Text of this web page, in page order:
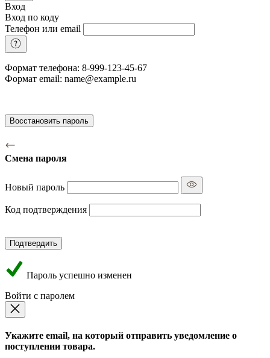
Вход
Вход по коду
Телефон или email
Формат телефона: 8-999-123-45-67
Формат email: name@example.ru
Восстановить пароль
Смена пароля
Новый пароль
Код подтверждения
Подтвердить
Пароль успешно изменен
Войти с паролем
Укажите email, на который отправить уведомление о
поступлении товара.